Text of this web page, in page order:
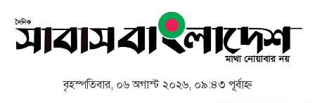
বৃহস্পতিবার, ০৬ অগাস্ট ২০২৬, ০৯:৪৩ পূর্বাহ্ন